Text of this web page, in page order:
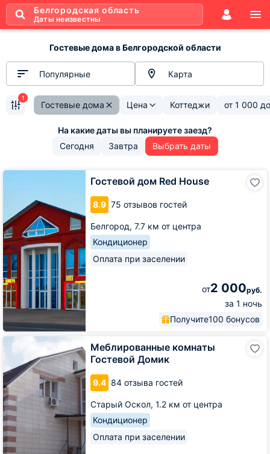
Белгородская область
Даты неизвестны
Гостевые дома в Белгородской области
Популярные Карта
Гостевые дома Цена Коттеджи от 1 000
1
Сегодня Завтра Выбрать даты
Гостевой дом Red House
8.9 75 отзывов гостей
Белгород, 7.7 км от центра
Кондиционер
Оплата при заселении
от2 000руб.
за 1 ночь
Получите100 бонусов
Гостевой
House
Меблированные комнаты
Гостевой Домик
9.4 84 отзыва гостей
Старый Оскол, 1.2 км от центра
Кондиционер
Оплата при заселении
Меблированные
Гостевой
Домик